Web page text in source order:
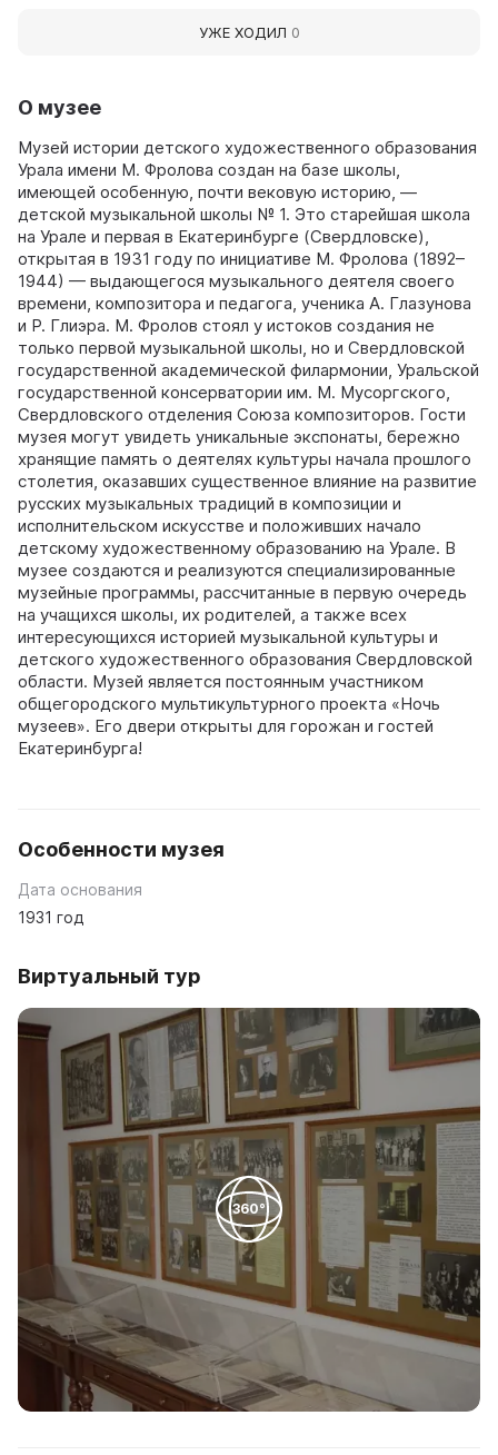
О музее
Музей истории детского художественного образования
Урала имени М. Фролова создан на базе школы,
имеющей особенную, почти вековую историю, —
детской музыкальной школы № 1. Это старейшая школа
на Урале и первая в Екатеринбурге (Свердловске),
открытая в 1931 году по инициативе М. Фролова (1892–
1944) — выдающегося музыкального деятеля своего
времени, композитора и педагога, ученика А. Глазунова
и Р. Глиэра. М. Фролов стоял у истоков создания не
только первой музыкальной школы, но и Свердловской
государственной академической филармонии, Уральской
государственной консерватории им. М. Мусоргского,
Свердловского отделения Союза композиторов. Гости
музея могут увидеть уникальные экспонаты, бережно
хранящие память о деятелях культуры начала прошлого
столетия, оказавших существенное влияние на развитие
русских музыкальных традиций в композиции и
исполнительском искусстве и положивших начало
детскому художественному образованию на Урале. В
музее создаются и реализуются специализированные
музейные программы, рассчитанные в первую очередь
на учащихся школы, их родителей, а также всех
интересующихся историей музыкальной культуры и
детского художественного образования Свердловской
области. Музей является постоянным участником
общегородского мультикультурного проекта «Ночь
музеев». Его двери открыты для горожан и гостей
Екатеринбурга!
Особенности музея
Дата основания
1931 год
Виртуальный тур
360°
УЖЕ ХОДИЛ 0